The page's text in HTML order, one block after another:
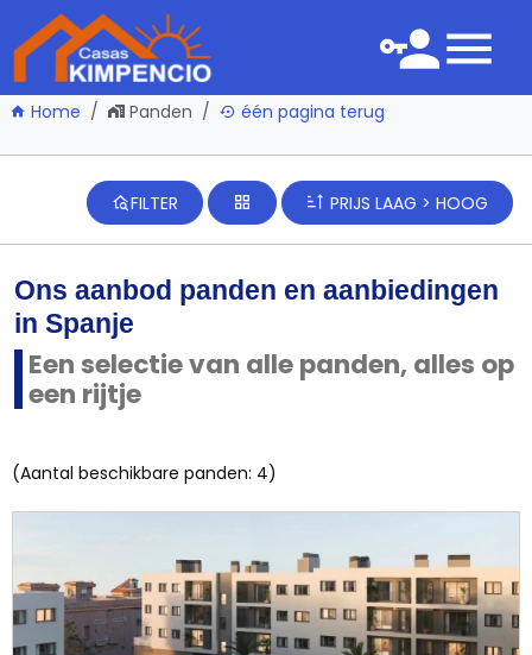
Home Panden één pagina terug
FILTER PRIJS LAAG > HOOG
Ons aanbod panden en aanbiedingen
in Spanje
Een selectie van alle panden, alles op
een rijtje
(Aantal beschikbare panden: 4)